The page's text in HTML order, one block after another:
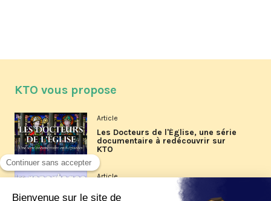
KTO vous propose
Article
Les Docteurs de l'Église, une série
documentaire à redécouvrir sur
KTO
Article
Les reportages d'été 2026 de KTO